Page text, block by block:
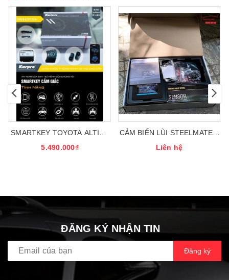
SMARTKEY TOYOTA ALTIST
2015
5.490.000₫
CẢM BIẾN LÙI STEELMATE 8
MẮT
Liên hệ
ĐĂNG KÝ NHẬN TIN
Đăng ký